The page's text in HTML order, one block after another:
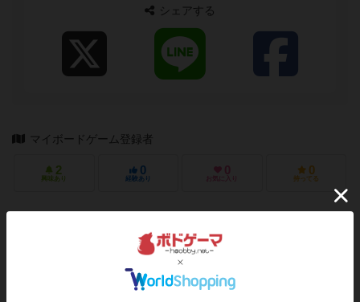
シェアする
マイボードゲーム登録者
2
興味あり
0
経験あり
0
お気に入り
0
持ってる
ログイン/会員登録でコメント
ログインする